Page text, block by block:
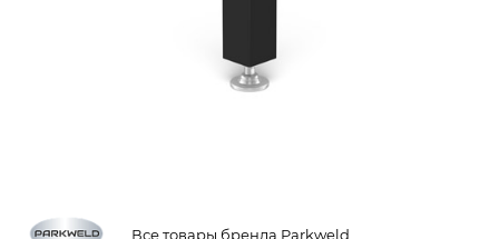
Все товары бренда Parkweld